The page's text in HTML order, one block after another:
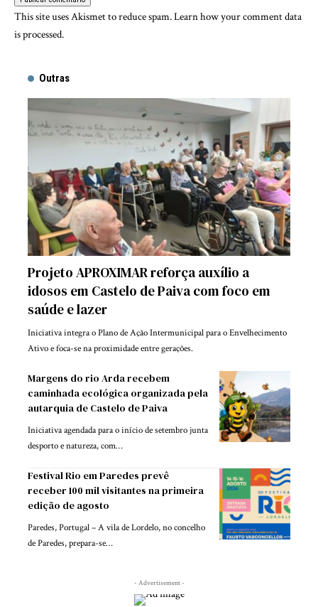
This site uses Akismet to reduce spam.Learn how your comment data
is processed.
Outras
Projeto APROXIMAR reforça auxílio a
idosos em Castelo de Paiva com foco em
saúde e lazer
Iniciativa integra o Plano de Ação Intermunicipal para o Envelhecimento
Ativo e foca-se na proximidade entre gerações.
Margens do rio Arda recebem
caminhada ecológica organizada pela
autarquia de Castelo de Paiva
Iniciativa agendada para o início de setembro junta
desporto e natureza, com…
Festival Rio em Paredes prevê
receber 100 mil visitantes na primeira
edição de agosto
Paredes, Portugal – A vila de Lordelo, no concelho
de Paredes, prepara-se…
- Advertisement -